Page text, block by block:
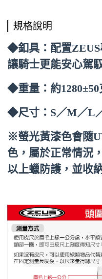
規格說明
◆釦具：配置ZEUS
讓騎士更能安心駕
◆重量：約1280±50
◆尺寸：S／M／L
※螢光黃漆色會隨
色，屬於正常情況
以上蠟防護，並收